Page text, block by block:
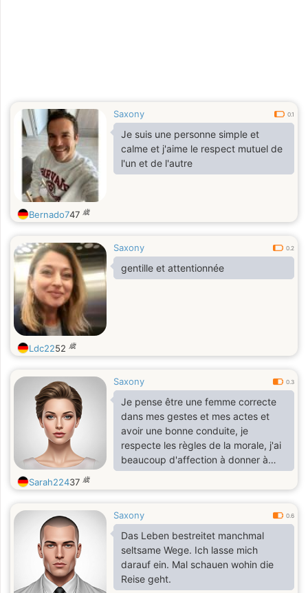
Saxony 0.1
Je suis une personne simple et
calme et j'aime le respect mutuel de
l'un et de l'autre
Bernado747 歳
Saxony 0.2
gentille et attentionnée
Ldc2252 歳
Saxony 0.3
Je pense être une femme correcte
dans mes gestes et mes actes et
avoir une bonne conduite, je
respecte les règles de la morale, j'ai
beaucoup d'affection à donner à
une personne qui la mérite, j'aime lire
des livres de bonne qualité, la bonne
l'écritureJ'ai le sens de la famille,
j'aime les gens et leurs culture. Je
suis sociable, je déteste les conflits,
les menteurs et les égoïstes
Sarah22437 歳
Saxony 0.6
Das Leben bestreitet manchmal
seltsame Wege. Ich lasse mich
darauf ein. Mal schauen wohin die
Reise geht.